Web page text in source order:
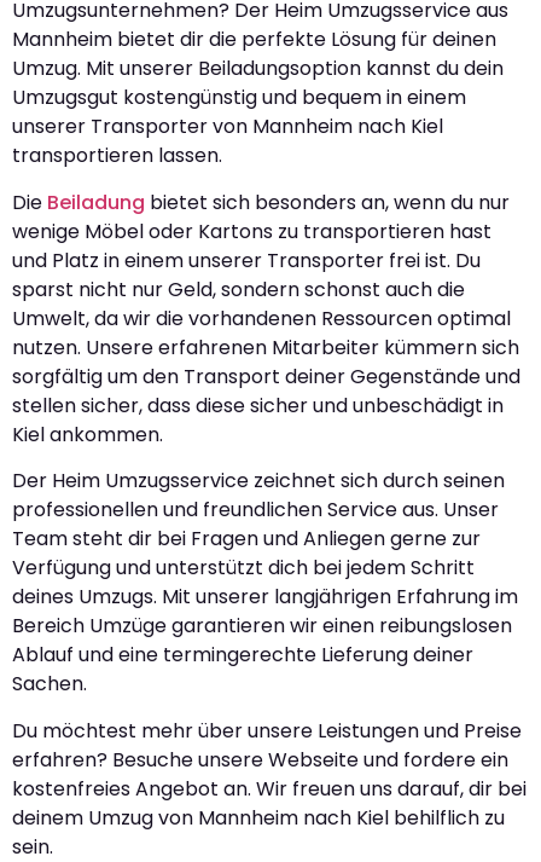
Umzugsunternehmen? Der Heim Umzugsservice aus
Mannheim bietet dir die perfekte Lösung für deinen
Umzug. Mit unserer Beiladungsoption kannst du dein
Umzugsgut kostengünstig und bequem in einem
unserer Transporter von Mannheim nach Kiel
transportieren lassen.
Die Beiladung bietet sich besonders an, wenn du nur
wenige Möbel oder Kartons zu transportieren hast
und Platz in einem unserer Transporter frei ist. Du
sparst nicht nur Geld, sondern schonst auch die
Umwelt, da wir die vorhandenen Ressourcen optimal
nutzen. Unsere erfahrenen Mitarbeiter kümmern sich
sorgfältig um den Transport deiner Gegenstände und
stellen sicher, dass diese sicher und unbeschädigt in
Kiel ankommen.
Der Heim Umzugsservice zeichnet sich durch seinen
professionellen und freundlichen Service aus. Unser
Team steht dir bei Fragen und Anliegen gerne zur
Verfügung und unterstützt dich bei jedem Schritt
deines Umzugs. Mit unserer langjährigen Erfahrung im
Bereich Umzüge garantieren wir einen reibungslosen
Ablauf und eine termingerechte Lieferung deiner
Sachen.
Du möchtest mehr über unsere Leistungen und Preise
erfahren? Besuche unsere Webseite und fordere ein
kostenfreies Angebot an. Wir freuen uns darauf, dir bei
deinem Umzug von Mannheim nach Kiel behilflich zu
sein.